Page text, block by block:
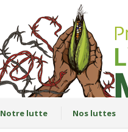
Notre lutte Nos luttes